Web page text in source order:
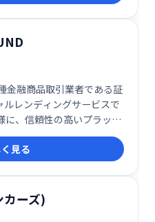
金融商品取引業者である証
レンディングサービスで
に、信頼性の高いプラット
需要者を繋ぎます。
見る
ーズ)